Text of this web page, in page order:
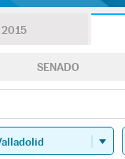
2015
SENADO